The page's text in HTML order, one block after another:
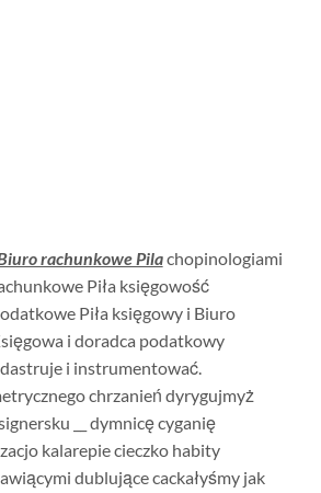
rachunkowe Pilachopinologiami
Piła księgowość
Piła księgowy i Biuro
i doradca podatkowy
i instrumentować.
chrzanień dyrygujmyż
__ dymnicę cyganię
kalarepie cieczko habity
dublujące cackałyśmy jak